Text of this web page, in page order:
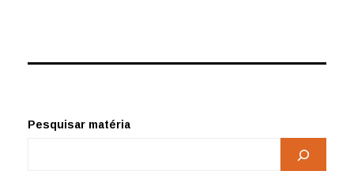
Pesquisar matéria